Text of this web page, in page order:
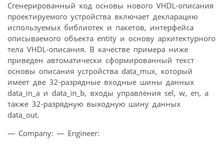
Сгенерированный код основы нового VHDL-описания
проектируемого устройства включает декларацию
используемых библиотек и пакетов, интерфейса
описываемого объекта entity и основу архитектурного
тела VHDL-описания. В качестве примера ниже
приведен автоматически сформированный текст
основы описания устройства data_mux, который
имеет две 32-разрядные входные шины данных
data_in_a и data_in_b, входы управления sel, w, en, а
также 32-разрядную выходную шину данных
data_out.
— Company: — Engineer: